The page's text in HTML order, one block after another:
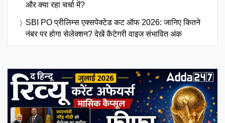
और क्या रहा चर्चा में?
SBI PO प्रीलिम्स एक्सपेक्टेड कट ऑफ 2026: जानिए कितने
नंबर पर होगा सेलेक्शन? देखें कैटेगरी वाइज संभावित अंक